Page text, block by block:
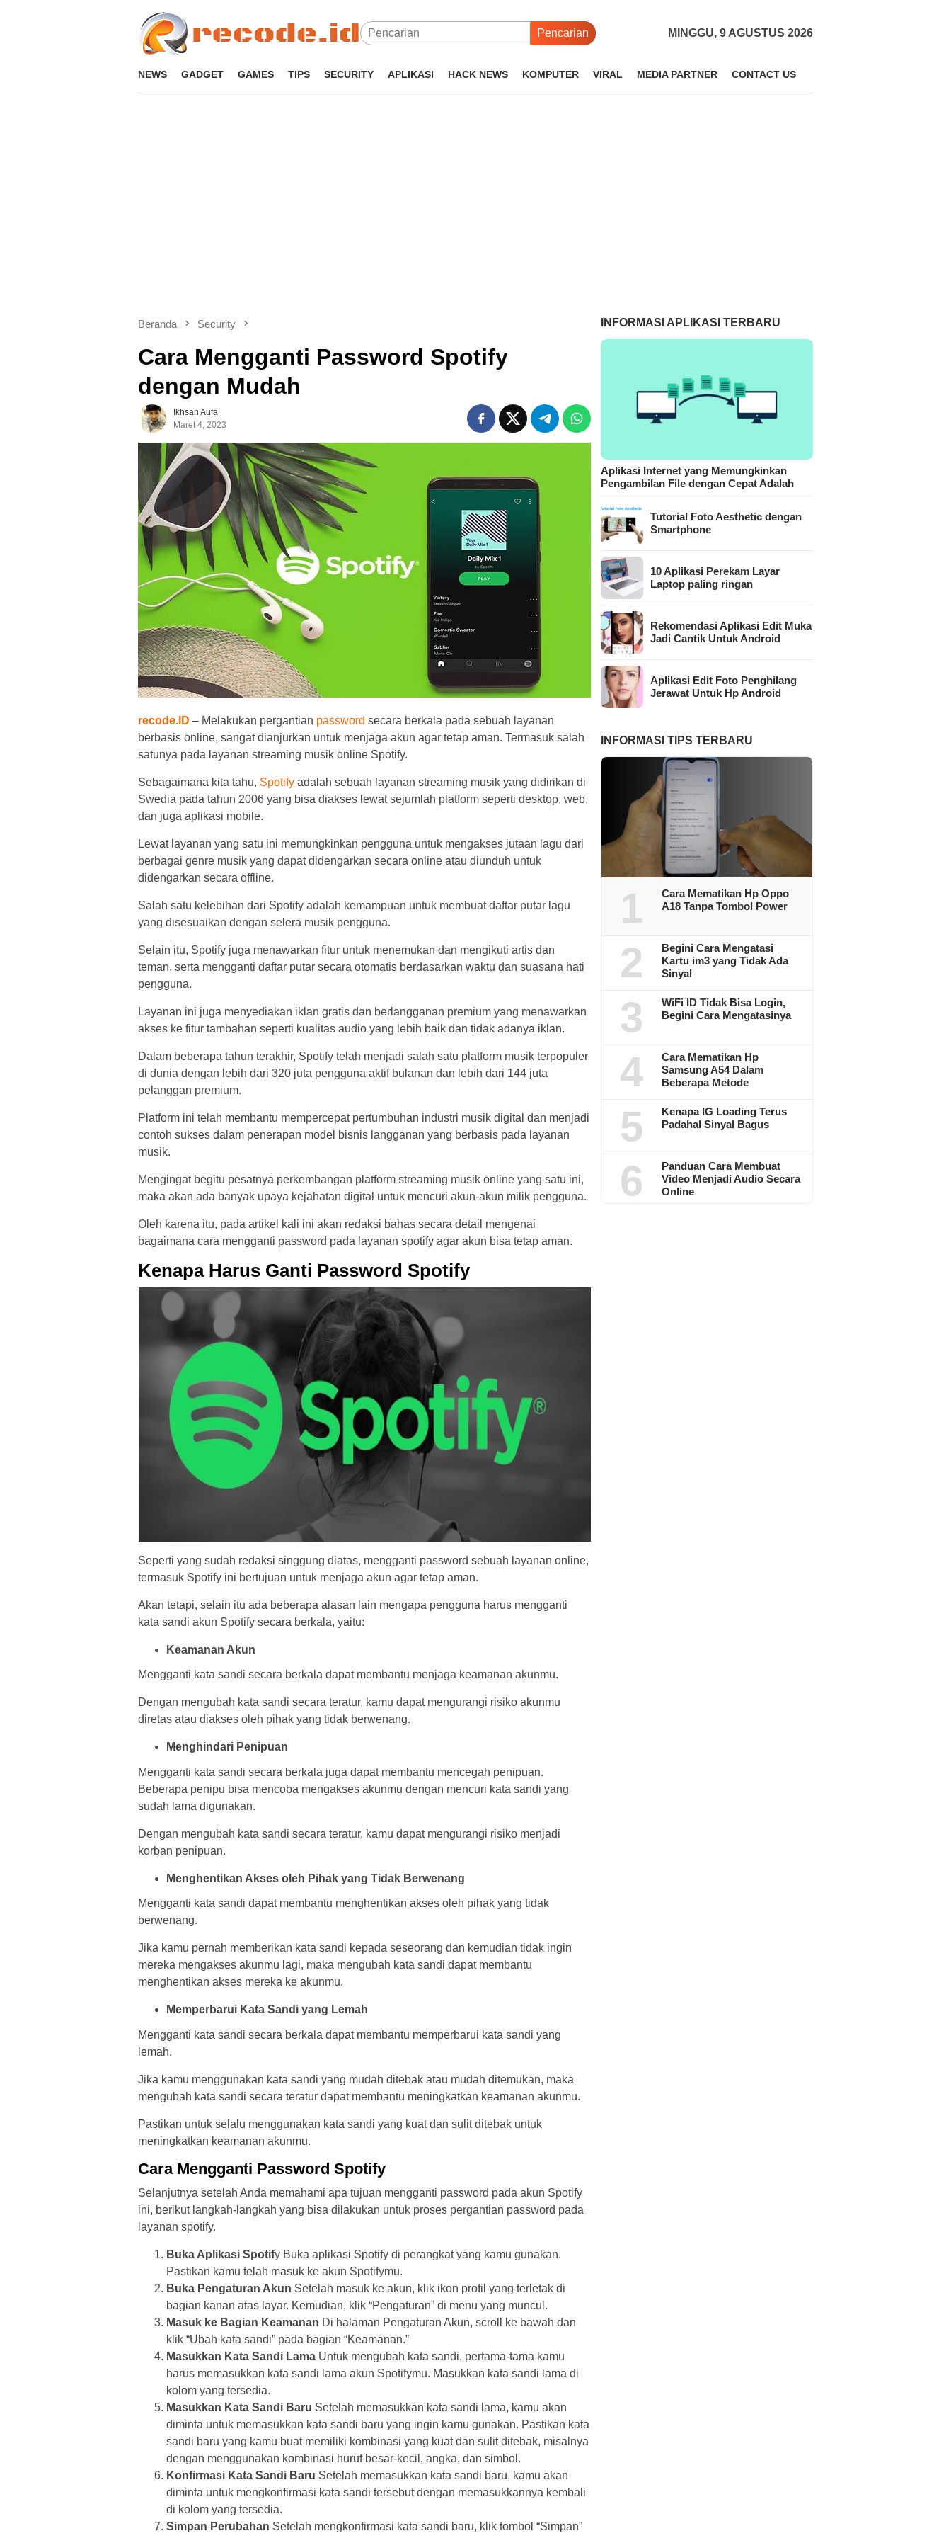
Pencarian MINGGU, 9 AGUSTUS 2026
NEWS GADGET GAMES TIPS SECURITY APLIKASI HACK NEWS KOMPUTER VIRAL MEDIA PARTNER CONTACT US
Beranda Security
Cara Mengganti Password Spotify
dengan Mudah
Ikhsan Aufa
Maret 4, 2023
recode.ID – Melakukan pergantian password secara berkala pada sebuah layanan
berbasis online, sangat dianjurkan untuk menjaga akun agar tetap aman. Termasuk salah
satunya pada layanan streaming musik online Spotify.
Sebagaimana kita tahu, Spotify adalah sebuah layanan streaming musik yang didirikan di
Swedia pada tahun 2006 yang bisa diakses lewat sejumlah platform seperti desktop, web,
dan juga aplikasi mobile.
Lewat layanan yang satu ini memungkinkan pengguna untuk mengakses jutaan lagu dari
berbagai genre musik yang dapat didengarkan secara online atau diunduh untuk
didengarkan secara offline.
Salah satu kelebihan dari Spotify adalah kemampuan untuk membuat daftar putar lagu
yang disesuaikan dengan selera musik pengguna.
Selain itu, Spotify juga menawarkan fitur untuk menemukan dan mengikuti artis dan
teman, serta mengganti daftar putar secara otomatis berdasarkan waktu dan suasana hati
pengguna.
Layanan ini juga menyediakan iklan gratis dan berlangganan premium yang menawarkan
akses ke fitur tambahan seperti kualitas audio yang lebih baik dan tidak adanya iklan.
Dalam beberapa tahun terakhir, Spotify telah menjadi salah satu platform musik terpopuler
di dunia dengan lebih dari 320 juta pengguna aktif bulanan dan lebih dari 144 juta
pelanggan premium.
Platform ini telah membantu mempercepat pertumbuhan industri musik digital dan menjadi
contoh sukses dalam penerapan model bisnis langganan yang berbasis pada layanan
musik.
Mengingat begitu pesatnya perkembangan platform streaming musik online yang satu ini,
maka akan ada banyak upaya kejahatan digital untuk mencuri akun-akun milik pengguna.
Oleh karena itu, pada artikel kali ini akan redaksi bahas secara detail mengenai
bagaimana cara mengganti password pada layanan spotify agar akun bisa tetap aman.
Kenapa Harus Ganti Password Spotify
Seperti yang sudah redaksi singgung diatas, mengganti password sebuah layanan online,
termasuk Spotify ini bertujuan untuk menjaga akun agar tetap aman.
Akan tetapi, selain itu ada beberapa alasan lain mengapa pengguna harus mengganti
kata sandi akun Spotify secara berkala, yaitu:
Keamanan Akun
Mengganti kata sandi secara berkala dapat membantu menjaga keamanan akunmu.
Dengan mengubah kata sandi secara teratur, kamu dapat mengurangi risiko akunmu
diretas atau diakses oleh pihak yang tidak berwenang.
Menghindari Penipuan
Mengganti kata sandi secara berkala juga dapat membantu mencegah penipuan.
Beberapa penipu bisa mencoba mengakses akunmu dengan mencuri kata sandi yang
sudah lama digunakan.
Dengan mengubah kata sandi secara teratur, kamu dapat mengurangi risiko menjadi
korban penipuan.
Menghentikan Akses oleh Pihak yang Tidak Berwenang
Mengganti kata sandi dapat membantu menghentikan akses oleh pihak yang tidak
berwenang.
Jika kamu pernah memberikan kata sandi kepada seseorang dan kemudian tidak ingin
mereka mengakses akunmu lagi, maka mengubah kata sandi dapat membantu
menghentikan akses mereka ke akunmu.
Memperbarui Kata Sandi yang Lemah
Mengganti kata sandi secara berkala dapat membantu memperbarui kata sandi yang
lemah.
Jika kamu menggunakan kata sandi yang mudah ditebak atau mudah ditemukan, maka
mengubah kata sandi secara teratur dapat membantu meningkatkan keamanan akunmu.
Pastikan untuk selalu menggunakan kata sandi yang kuat dan sulit ditebak untuk
meningkatkan keamanan akunmu.
Cara Mengganti Password Spotify
Selanjutnya setelah Anda memahami apa tujuan mengganti password pada akun Spotify
ini, berikut langkah-langkah yang bisa dilakukan untuk proses pergantian password pada
layanan spotify.
Buka Aplikasi Spotify Buka aplikasi Spotify di perangkat yang kamu gunakan.
Pastikan kamu telah masuk ke akun Spotifymu.
Buka Pengaturan Akun Setelah masuk ke akun, klik ikon profil yang terletak di
bagian kanan atas layar. Kemudian, klik “Pengaturan” di menu yang muncul.
Masuk ke Bagian Keamanan Di halaman Pengaturan Akun, scroll ke bawah dan
klik “Ubah kata sandi” pada bagian “Keamanan.”
Masukkan Kata Sandi Lama Untuk mengubah kata sandi, pertama-tama kamu
harus memasukkan kata sandi lama akun Spotifymu. Masukkan kata sandi lama di
kolom yang tersedia.
Masukkan Kata Sandi Baru Setelah memasukkan kata sandi lama, kamu akan
diminta untuk memasukkan kata sandi baru yang ingin kamu gunakan. Pastikan kata
sandi baru yang kamu buat memiliki kombinasi yang kuat dan sulit ditebak, misalnya
dengan menggunakan kombinasi huruf besar-kecil, angka, dan simbol.
Konfirmasi Kata Sandi Baru Setelah memasukkan kata sandi baru, kamu akan
diminta untuk mengkonfirmasi kata sandi tersebut dengan memasukkannya kembali
di kolom yang tersedia.
Simpan Perubahan Setelah mengkonfirmasi kata sandi baru, klik tombol “Simpan”
INFORMASI APLIKASI TERBARU
Aplikasi Internet yang Memungkinkan
Pengambilan File dengan Cepat Adalah
Tutorial Foto Aesthetic dengan
Smartphone
10 Aplikasi Perekam Layar
Laptop paling ringan
Rekomendasi Aplikasi Edit Muka
Jadi Cantik Untuk Android
Aplikasi Edit Foto Penghilang
Jerawat Untuk Hp Android
INFORMASI TIPS TERBARU
1
Cara Mematikan Hp Oppo
A18 Tanpa Tombol Power
2
Begini Cara Mengatasi
Kartu im3 yang Tidak Ada
Sinyal
3
WiFi ID Tidak Bisa Login,
Begini Cara Mengatasinya
4
Cara Mematikan Hp
Samsung A54 Dalam
Beberapa Metode
5
Kenapa IG Loading Terus
Padahal Sinyal Bagus
6
Panduan Cara Membuat
Video Menjadi Audio Secara
Online